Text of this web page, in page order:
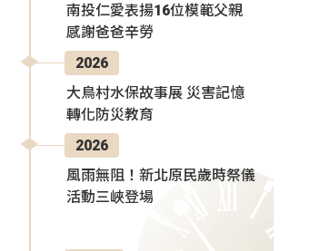
南投仁愛表揚16位模範父親
感謝爸爸辛勞
2026
大鳥村水保故事展 災害記憶
轉化防災教育
2026
風雨無阻！新北原民歲時祭儀
活動三峽登場